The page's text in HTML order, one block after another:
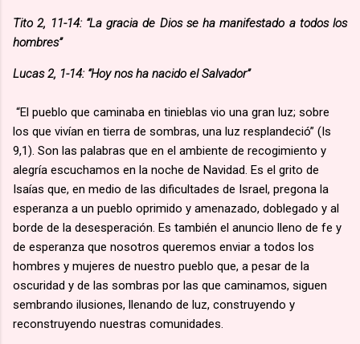
Tito 2, 11-14: “La gracia de Dios se ha manifestado a todos los
hombres”
Lucas 2, 1-14: “Hoy nos ha nacido el Salvador”
“El pueblo que caminaba en tinieblas vio una gran luz; sobre
los que vivían en tierra de sombras, una luz resplandeció” (Is
9,1). Son las palabras que en el ambiente de recogimiento y
alegría escuchamos en la noche de Navidad. Es el grito de
Isaías que, en medio de las dificultades de Israel, pregona la
esperanza a un pueblo oprimido y amenazado, doblegado y al
borde de la desesperación. Es también el anuncio lleno de fe y
de esperanza que nosotros queremos enviar a todos los
hombres y mujeres de nuestro pueblo que, a pesar de la
oscuridad y de las sombras por las que caminamos, siguen
sembrando ilusiones, llenando de luz, construyendo y
reconstruyendo nuestras comunidades.